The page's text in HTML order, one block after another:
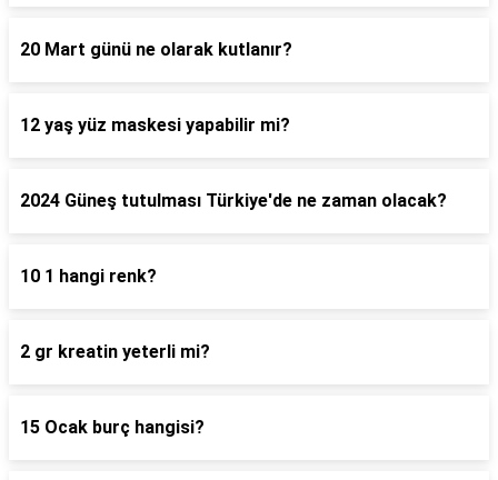
20 Mart günü ne olarak kutlanır?
12 yaş yüz maskesi yapabilir mi?
2024 Güneş tutulması Türkiye'de ne zaman olacak?
10 1 hangi renk?
2 gr kreatin yeterli mi?
15 Ocak burç hangisi?